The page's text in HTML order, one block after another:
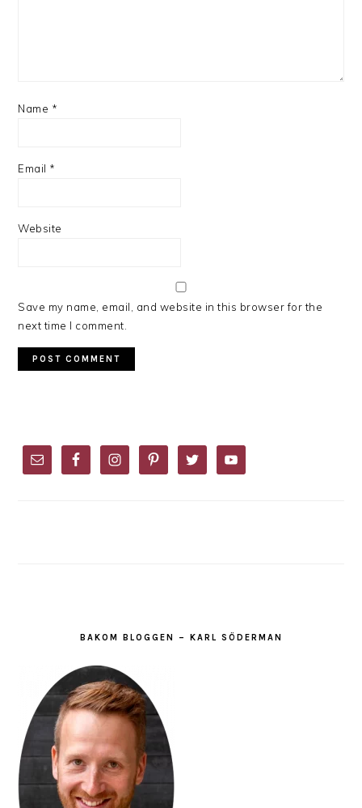
Name *
Email *
Website
Save my name, email, and website in this browser for the
next time I comment.
SIDEBAR
BAKOM BLOGGEN – KARL SÖDERMAN